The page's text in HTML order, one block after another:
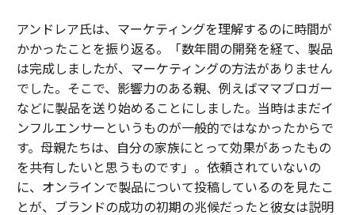
アンドレア氏は、マーケティングを理解するのに時間が
かかったことを振り返る。「数年間の開発を経て、製品
は完成しましたが、マーケティングの方法がありません
でした。そこで、影響力のある親、例えばママブロガー
などに製品を送り始めることにしました。当時はまだイ
ンフルエンサーというものが一般的ではなかったからで
す。母親たちは、自分の家族にとって効果があったもの
を共有したいと思うものです」。依頼されていないの
に、オンラインで製品について投稿しているのを見たこ
とが、ブランドの成功の初期の兆候だったと彼女は説明